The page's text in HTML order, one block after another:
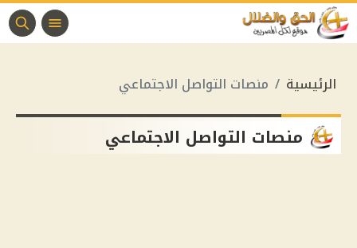
الرئيسية منصات التواصل الاجتماعي
منصات التواصل الاجتماعي